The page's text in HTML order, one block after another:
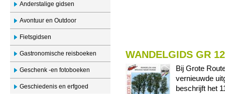
Anderstalige gidsen
Avontuur en Outdoor
Fietsgidsen
Gastronomische reisboeken
Geschenk -en fotoboeken
Geschiedenis en erfgoed
WANDELGIDS GR
Bij Grote
vernieuwde
beschrijft het